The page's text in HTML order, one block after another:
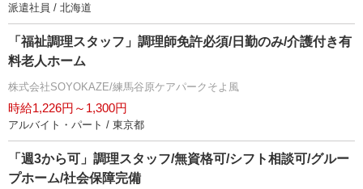
派遣社員 / 北海道
「福祉調理スタッフ」調理師免許必須/日勤のみ/介護付き有
料老人ホーム
株式会社SOYOKAZE/練馬谷原ケアパークそよ風
時給1,226円～1,300円
アルバイト・パート / 東京都
「週3から可」調理スタッフ/無資格可/シフト相談可/グルー
プホーム/社会保障完備